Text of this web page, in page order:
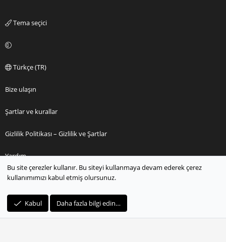
Tema seçici
Türkçe (TR)
Bize ulaşın
Şartlar ve kurallar
Gizlilik Politikası – Gizlilik ve Şartlar
Yardım
Ana sayfa
S
S
Bu site çerezler kullanır. Bu siteyi kullanmaya devam ederek çerez
kullanımımızı kabul etmiş olursunuz.
Kabul Daha fazla bilgi edin…